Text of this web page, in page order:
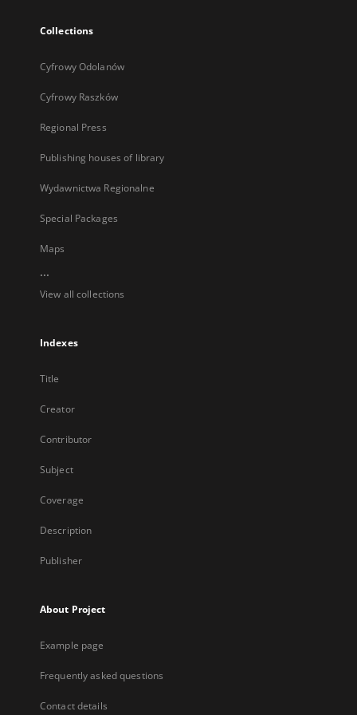
Collections
Cyfrowy Odolanów
Cyfrowy Raszków
Regional Press
Publishing houses of library
Wydawnictwa Regionalne
Special Packages
Maps
...
View all collections
Indexes
Title
Creator
Contributor
Subject
Coverage
Description
Publisher
About Project
Example page
Frequently asked questions
Contact details